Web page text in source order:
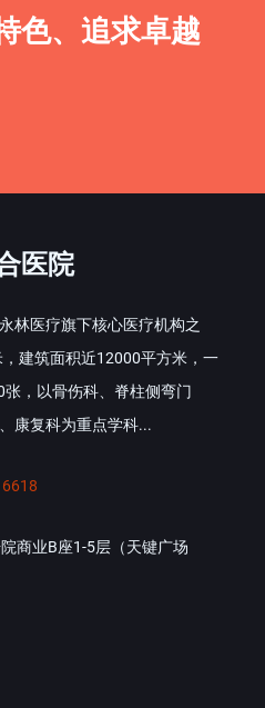
色、追求卓越
医院
林医疗旗下核心医疗机构之
建筑面积近12000平方米，一
，以骨伤科、脊柱侧弯门
康复科为重点学科...
商业B座1-5层（天键广场